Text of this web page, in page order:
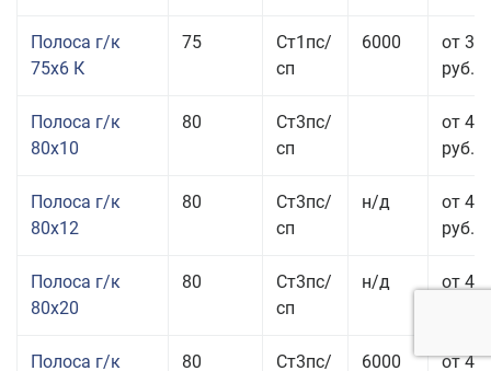
Полоса г/к
75x6 К
75
Ст1пс/
сп
6000
от 35
руб.
Полоса г/к
80x10
80
Ст3пс/
сп
от 43
руб.
Полоса г/к
80x12
80
Ст3пс/
сп
н/д
от 45
руб.
Полоса г/к
80x20
80
Ст3пс/
сп
н/д
от 49
Полоса г/к 80 Ст3пс/ 6000 от 47